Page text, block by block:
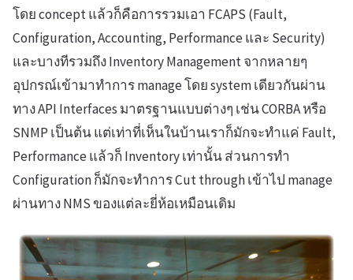
โดย concept แล้วก็คือการรวมเอา FCAPS (Fault,
Configuration, Accounting, Performance และ Security)
และบางทีรวมถึง Inventory Management จากหลายๆ
อุปกรณ์เข้ามาทำการ manage โดย system เดียวกันผ่าน
ทาง API Interfaces มาตรฐานแบบต่างๆ เช่น CORBA หรือ
SNMP เป็นต้น แต่เท่าที่เห็นในบ้านเราก็มักจะทำแค่ Fault,
Performance แล้วก็ Inventory เท่านั้น ส่วนการทำ
Configuration ก็มักจะทำการ Cut through เข้าไป manage
ผ่านทาง NMS ของแต่ละยี่ห้อเหมือนเดิม